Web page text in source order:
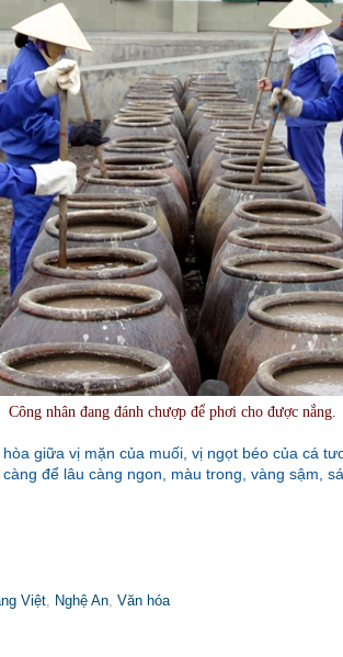
Công nhân đang đánh chượp để phơi cho được nắng.
giữa vị mặn của muối, vị ngọt béo của cá
để lâu càng ngon, màu trong, vàng sậm,
Việt Nghệ An Văn hóa